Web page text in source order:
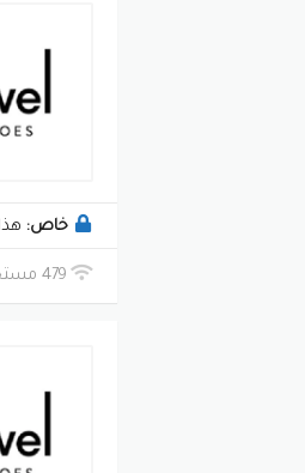
خاص:
479 مستخدم - 0 اليوم